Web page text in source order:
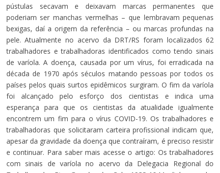
pústulas secavam e deixavam marcas permanentes que
poderiam ser manchas vermelhas – que lembravam pequenas
bexigas, daí a origem da referência – ou marcas profundas na
pele. Atualmente no acervo da DRT/RS foram localizados 62
trabalhadores e trabalhadoras identificados como tendo sinais
de varíola. A doença, causada por um vírus, foi erradicada na
década de 1970 após séculos matando pessoas por todos os
países pelos quais surtos epidêmicos surgiram. O fim da varíola
foi alcançado pelo esforço dos cientistas e indica uma
esperança para que os cientistas da atualidade igualmente
encontrem um fim para o vírus COVID-19. Os trabalhadores e
trabalhadoras que solicitaram carteira profissional indicam que,
apesar da gravidade da doença que contraíram, é preciso resistir
e continuar. Para saber mais acesse o artigo: Os trabalhadores
com sinais de varíola no acervo da Delegacia Regional do